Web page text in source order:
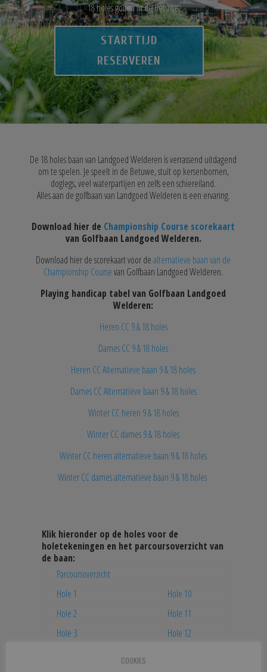
18 holes golfen in de Betuwe
STARTTIJD
RESERVEREN
De 18 holes baan van Landgoed Welderen is verrassend uitdagend
om te spelen. Je speelt in de Betuwe, stuit op kersenbomen,
doglegs, veel waterpartijen en zelfs een schiereiland.
Alles aan de golfbaan van Landgoed Welderen is een ervaring.
Download hier de Championship Course scorekaart
van Golfbaan Landgoed Welderen.
Download hier de scorekaart voor dealternatieve baan van de
Championship Coursevan Golfbaan Landgoed Welderen.
Playing handicap tabel van Golfbaan Landgoed
Welderen:
Heren CC 9 & 18 holes
Dames CC 9 & 18 holes
Heren CC Alternatieve baan 9 & 18 holes
Dames CC Alternatieve baan 9 & 18 holes
Winter CC heren 9 & 18 holes
Winter CC dames 9 & 18 holes
Winter CC heren alternatieve baan 9 & 18 holes
Winter CC dames alternatieve baan 9 & 18 holes
Klik hieronder op de holes voor de
holetekeningen en het parcoursoverzicht van
de baan:
Parcoursoverzicht
Hole 1
Hole 10
Hole 2
Hole 11
Hole 3
Hole 12
COOKIES